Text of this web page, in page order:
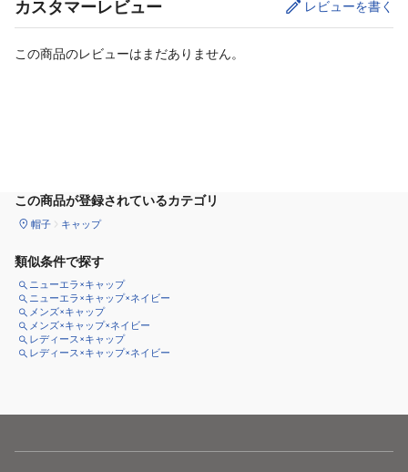
カスタマーレビュー レビューを書く
この商品のレビューはまだありません。
この商品が登録されているカテゴリ
帽子 キャップ
類似条件で探す
ニューエラ×キャップ
ニューエラ×キャップ×ネイビー
メンズ×キャップ
メンズ×キャップ×ネイビー
レディース×キャップ
レディース×キャップ×ネイビー